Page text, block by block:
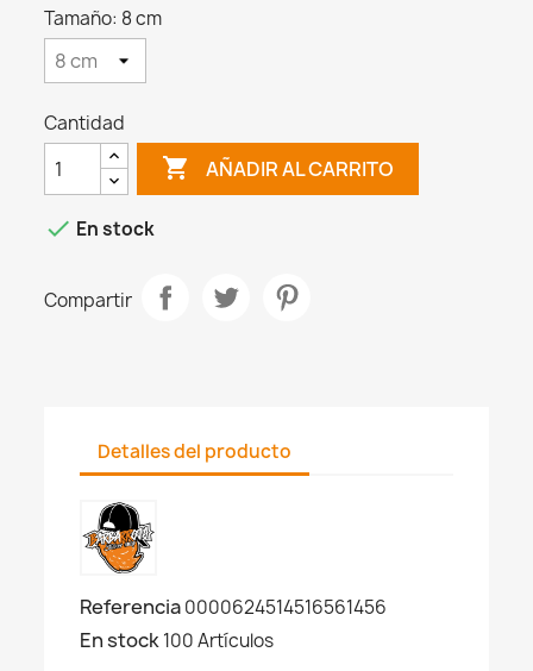
Tamaño: 8 cm
Cantidad
 AÑADIR AL CARRITO
 En stock
Compartir
Detalles del producto
Referencia0000624514516561456
En stock100 Artículos